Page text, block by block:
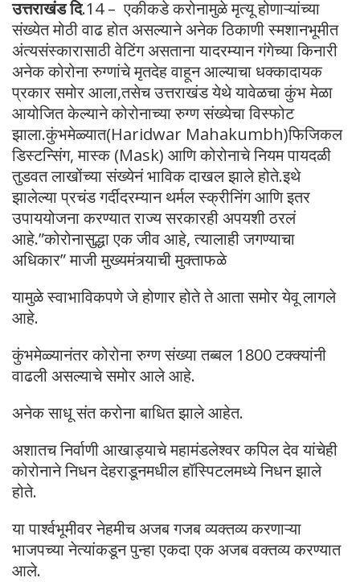
उत्तराखंड दि.14 – एकीकडे करोनामुळे मृत्यू होणाऱ्यांच्या
संख्येत मोठी वाढ होत असल्याने अनेक ठिकाणी स्मशानभूमीत
अंत्यसंस्कारासाठी वेटिंग असताना यादरम्यान गंगेच्या किनारी
अनेक कोरोना रुग्णांचे मृतदेह वाहून आल्याचा धक्कादायक
प्रकार समोर आला,तसेच उत्तराखंड येथे यावेळचा कुंभ मेळा
आयोजित केल्याने कोरोनाच्या रुग्ण संख्येचा विस्फोट
झाला.कुंभमेळ्यात(Haridwar Mahakumbh)फिजिकल
डिस्टन्सिंग, मास्क (Mask) आणि कोरोनाचे नियम पायदळी
तुडवत लाखोंच्या संख्येनं भाविक दाखल झाले होते.इथे
झालेल्या प्रचंड गर्दीदरम्यान थर्मल स्क्रीनिंग आणि इतर
उपाययोजना करण्यात राज्य सरकारही अपयशी ठरलं
आहे.”कोरोनासुद्धा एक जीव आहे, त्यालाही जगण्याचा
अधिकार” माजी मुख्यमंत्र्याची मुक्ताफळे
यामुळे स्वाभाविकपणे जे होणार होते ते आता समोर येवू लागले
आहे.
कुंभमेळ्यानंतर कोरोना रुग्ण संख्या तब्बल 1800 टक्क्यांनी
वाढली असल्याचे समोर आले आहे.
अनेक साधू संत करोना बाधित झाले आहेत.
अशातच निर्वाणी आखाड्याचे महामंडलेश्वर कपिल देव यांचेही
कोरोनाने निधन देहराडूनमधील हॉस्पिटलमध्ये निधन झाले
होते.
या पार्श्वभूमीवर नेहमीच अजब गजब व्यक्तव्य करणाऱ्या
भाजपच्या नेत्यांकडून पुन्हा एकदा एक अजब वक्तव्य करण्यात
आले.